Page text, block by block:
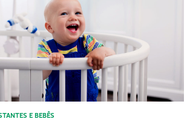
E BEBÊS